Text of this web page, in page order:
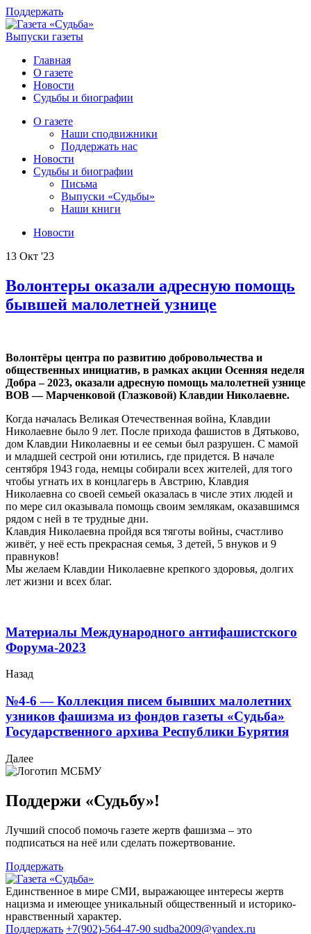
Поддержать
Выпуски газеты
Главная
О газете
Новости
Судьбы и биографии
О газете
Наши сподвижники
Поддержать нас
Новости
Судьбы и биографии
Письма
Выпуски «Судьбы»
Наши книги
Новости
13 Окт '23
Волонтеры оказали адресную помощь
бывшей малолетней узнице
Волонтёры центра по развитию добровольчества и
общественных инициатив, в рамках акции Осенняя неделя
Добра – 2023, оказали адресную помощь малолетней узнице
ВОВ — Марченковой (Глазковой) Клавдии Николаевне.
Когда началась Великая Отечественная война, Клавдии
Николаевне было 9 лет. После прихода фашистов в Дятьково,
дом Клавдии Николаевны и ее семьи был разрушен. С мамой
и младшей сестрой они ютились, где придется. В начале
сентября 1943 года, немцы собирали всех жителей, для того
чтобы угнать их в концлагерь в Австрию, Клавдия
Николаевна со своей семьей оказалась в числе этих людей и
по мере сил оказывала помощь своим землякам, оказавшимся
рядом с ней в те трудные дни.
Клавдия Николаевна пройдя вся тяготы войны, счастливо
живёт, у неё есть прекрасная семья, 3 детей, 5 внуков и 9
правнуков!
Мы желаем Клавдии Николаевне крепкого здоровья, долгих
лет жизни и всех благ.
Материалы Международного антифашистского
Форума-2023
Назад
№4-6 — Коллекция писем бывших малолетних
узников фашизма из фондов газеты «Судьба»
Государственного архива Республики Бурятия
Далее
Поддержи «Судьбу»!
Лучший способ помочь газете жертв фашизма – это
подписаться на неё или сделать пожертвование.
Поддержать
Единственное в мире СМИ, выражающее интересы жертв
нацизма и имеющее уникальный общественный и историко-
нравственный характер.
Поддержать +7(902)-564-47-90 sudba2009@yandex.ru